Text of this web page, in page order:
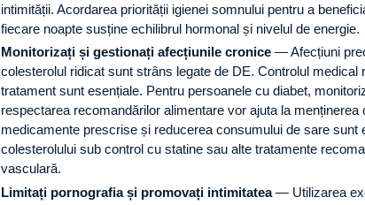
intimității. Acordarea priorității igienei somnului pentru a
fiecare noapte susține echilibrul hormonal și nivelul de energie.
Monitorizați și gestionați afecțiunile cronice — Afecțiuni
colesterolul ridicat sunt strâns legate de DE. Controlul medical
tratament sunt esențiale. Pentru persoanele cu diabet,
respectarea recomandărilor alimentare vor ajuta la
medicamente prescrise și reducerea consumului de sare sunt
colesterolului sub control cu statine sau alte tratamente
vasculară.
Limitați pornografia și promovați intimitatea— Utilizarea